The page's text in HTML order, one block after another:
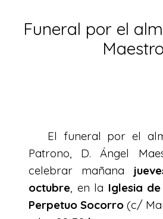
Funeral por el
Maestro
El funeral por el
Patrono, D. Ángel
celebrar mañana
octubre , en la Iglesia
Perpetuo Socorro (c/